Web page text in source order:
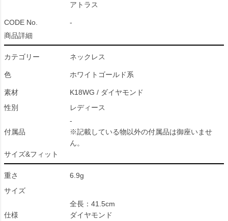
アトラス
CODE No.
-
商品詳細
カテゴリー ネックレス
色 ホワイトゴールド系
素材
K18WG / ダイヤモンド
性別
レディース
付属品
-
※記載している物以外の付属品は御座いませ
ん。
サイズ&フィット
重さ
6.9g
サイズ
仕様
全長：41.5cm
ダイヤモンド